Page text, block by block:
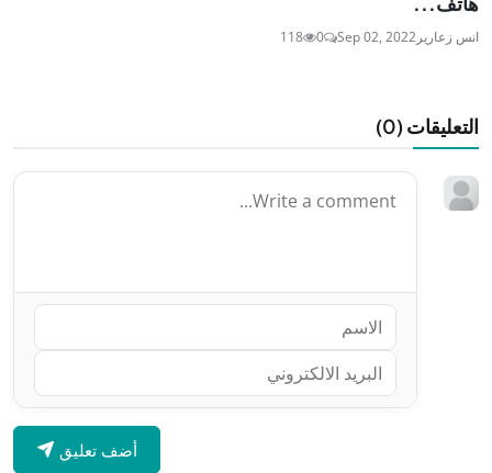
انس زعاريرSep 02, 2022
0
118
التعليقات (0
)
أضف تعليق